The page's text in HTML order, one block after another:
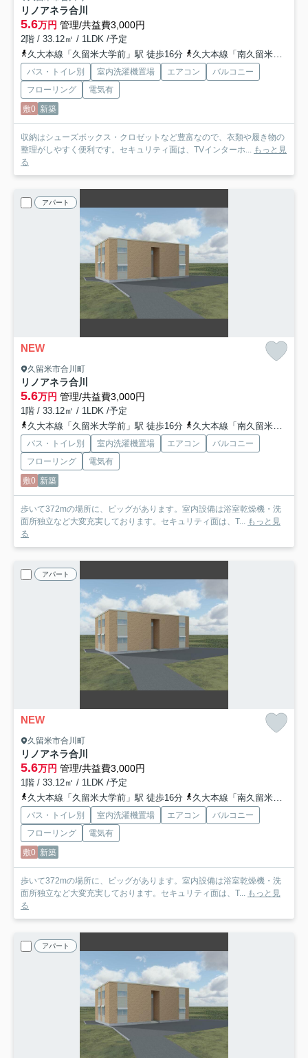
リノアネラ合川
5.6万円 管理/共益費3,000円
2階 / 33.12㎡ / 1LDK /予定
久大本線「久留米大学前」駅 徒歩16分
久大本線「南久留米」駅 徒歩20分
バス・トイレ別 室内洗濯機置場 エアコン
バルコニー
フローリング
電気有
敷0 新築
収納はシューズボックス・クロゼットなど豊富なので、衣類や履き物の
整理がしやすく便利です。セキュリティ面は、TVインターホ... もっと見
る
アパート
NEW
久留米市合川町
リノアネラ合川
5.6万円 管理/共益費3,000円
1階 / 33.12㎡ / 1LDK /予定
久大本線「久留米大学前」駅 徒歩16分
久大本線「南久留米」駅 徒歩20分
バス・トイレ別 室内洗濯機置場 エアコン
バルコニー
フローリング
電気有
敷0 新築
歩いて372mの場所に、ビッグがあります。室内設備は浴室乾燥機・洗
面所独立など大変充実しております。セキュリティ面は、T... もっと見
る
アパート
NEW
久留米市合川町
リノアネラ合川
5.6万円 管理/共益費3,000円
1階 / 33.12㎡ / 1LDK /予定
久大本線「久留米大学前」駅 徒歩16分
久大本線「南久留米」駅 徒歩20分
バス・トイレ別 室内洗濯機置場 エアコン
バルコニー
フローリング
電気有
敷0 新築
歩いて372mの場所に、ビッグがあります。室内設備は浴室乾燥機・洗
面所独立など大変充実しております。セキュリティ面は、T... もっと見
る
アパート